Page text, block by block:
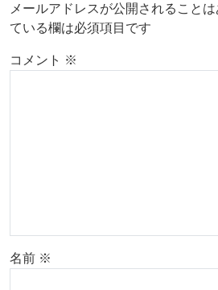
メールアドレスが公開されることは
ている欄は必須項目です
コメント ※
名前 ※